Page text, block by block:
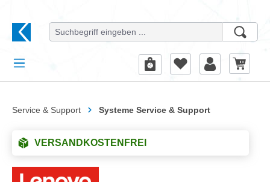
Service & Support Systeme Service & Support
VERSANDKOSTENFREI